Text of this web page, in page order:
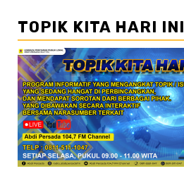
TOPIK KITA HARI INI